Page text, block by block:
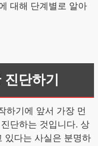
대해 단계별로 알아
단하기
하기에 앞서 가장 먼
단하는 것입니다. 상
있다는 사실은 분명하